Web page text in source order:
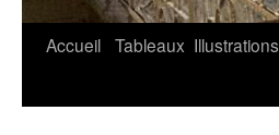
Accueil Tableaux Illustrations